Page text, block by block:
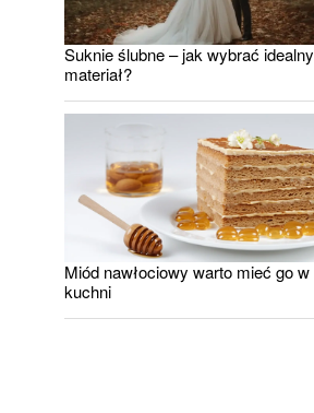
Suknie ślubne – jak wybrać idealny
materiał?
Miód nawłociowy warto mieć go w
kuchni